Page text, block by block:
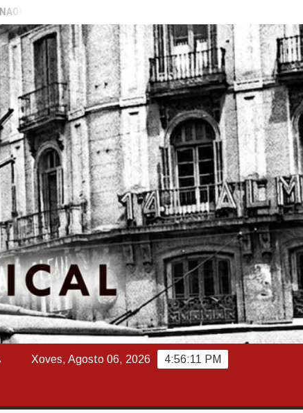
GALIZA)
4:56:12 PM
Xoves, Agosto 06, 2026